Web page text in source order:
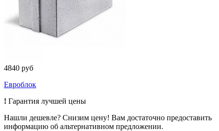
4840 руб
Евроблок
! Гарантия лучшей цены
Нашли дешевле? Снизим цену! Вам достаточно предоставить
информацию об альтернативном предложении.